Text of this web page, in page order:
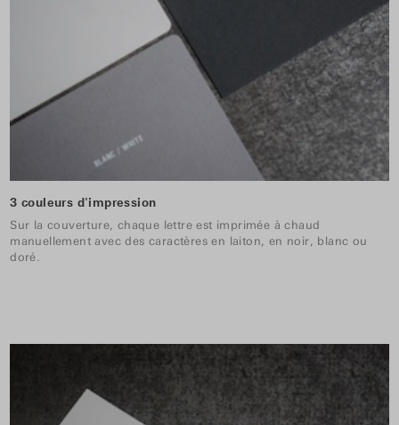
3 couleurs d'impression
Sur la couverture, chaque lettre est imprimée à chaud
manuellement avec des caractères en laiton, en noir, blanc ou
doré.